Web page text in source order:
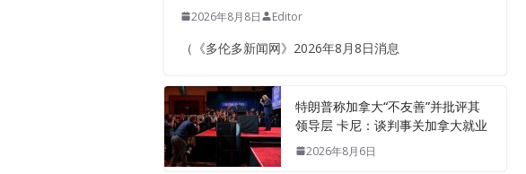
2026年8月8日 Editor
（《多伦多新闻网》2026年8月8日消息
特朗普称加拿大“不友善”并批评其
领导层 卡尼：谈判事关加拿大就业
2026年8月6日